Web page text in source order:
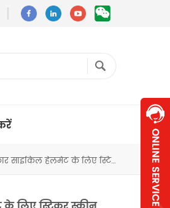
कार साइकिल हेलमेट के लिए स्टिकर स्क्रीन प्रिंटिंग मशीन